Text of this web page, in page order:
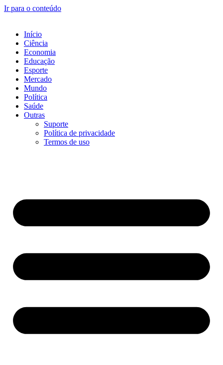
Ir para o conteúdo
Início
Ciência
Economia
Educação
Esporte
Mercado
Mundo
Política
Saúde
Outras
Suporte
Política de privacidade
Termos de uso